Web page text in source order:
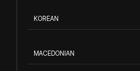
KOREAN
MACEDONIAN